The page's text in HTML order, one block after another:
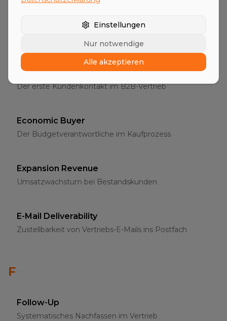
Die richtigen Ansprechpartner im B2B-Vertrieb
Erstgespräch
Der erste Kundenkontakt im B2B-Vertrieb
Economic Buyer
Der Budgetverantwortliche im Kaufprozess
Expansion Revenue
Umsatzwachstum bei Bestandskunden
E-Mail Deliverability
Zustellbarkeit von Vertriebs-E-Mails ins Postfach
F
Follow-Up
Systematisches Nachfassen im Vertrieb
Einstellungen
Nur notwendige
Alle akzeptieren